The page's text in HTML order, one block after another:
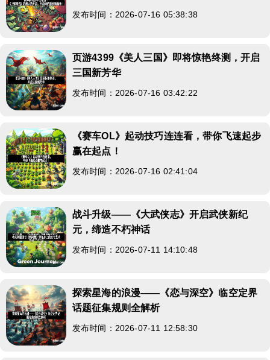
发布时间：2026-07-16 05:38:38
页游4399《美人三国》即将惊艳终测，开启
三国新芳华
发布时间：2026-07-16 03:42:22
《赛车OL》起动技巧连连看，带你飞速起步
赢在起点！
发布时间：2026-07-16 02:41:04
战斗升级——《大武侠志》开启武侠新纪
元，缔造不朽神话
发布时间：2026-07-11 14:10:48
探索星海的浪漫——《恋与深空》临空定界
话题征集规则全解析
发布时间：2026-07-11 12:58:30